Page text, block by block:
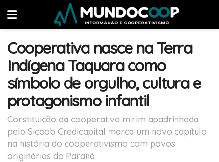
Cooperativa nasce na Terra
Indígena Taquara como
símbolo de orgulho, cultura e
protagonismo infantil
Constituição da cooperativa mirim apadrinhada
pelo Sicoob Credicapital marca um novo capítulo
na história do cooperativismo com povos
originários do Paraná